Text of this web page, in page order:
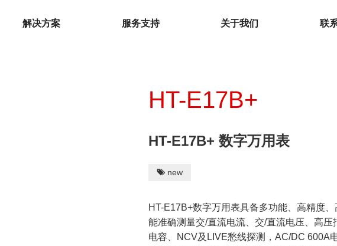
解决方案 服务支持 关于我们 联
HT-E17B+
HT-E17B+ 数字万⽤表
 new
HT-E17B+数字万⽤表具备多功能、⾼精度
能准确测量交/直流电流、交/直流电压、⾼压
电容、NCV及LIVE愁线探测，AC/DC 600A